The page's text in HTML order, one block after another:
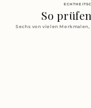
So
Sechs von vielen